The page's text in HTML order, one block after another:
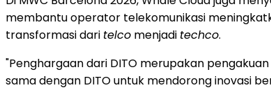
membantu operator telekomunikasi
transformasi dari telco menjadi techco.
"Penghargaan dari DITO merupakan
sama dengan DITO untuk mendorong inovasi